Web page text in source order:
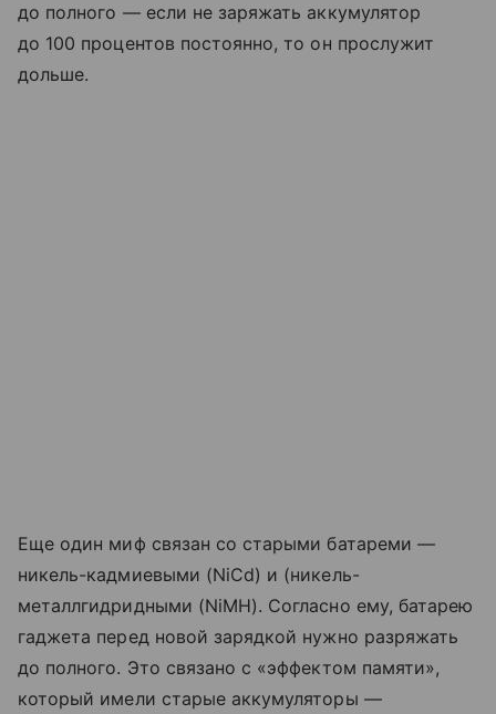
до полного — если не заряжать аккумулятор
до 100 процентов постоянно, то он прослужит
дольше.
Еще один миф связан со старыми батареми —
никель-кадмиевыми (NiCd) и (никель-
металлгидридными (NiMH). Согласно ему, батарею
гаджета перед новой зарядкой нужно разряжать
до полного. Это связано с «эффектом памяти»,
который имели старые аккумуляторы —